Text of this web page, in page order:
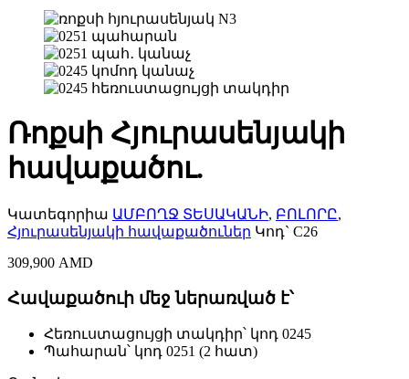
Ռոքսի Հյուրասենյակի
հավաքածու.
Կատեգորիա ԱՄԲՈՂՋ ՏԵՍԱԿԱՆԻ, ԲՈԼՈՐԸ,
Հյուրասենյակի հավաքածուներ Կոդ` C26
309,900 AMD
Հավաքածուի մեջ ներառված է՝
Հեռուստացույցի տակդիր՝ կոդ 0245
Պահարան՝ կոդ 0251 (2 հատ)